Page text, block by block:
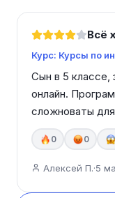
Всё
Курс: Курсы по
Сын в 5 классе,
онлайн.
сложноваты
0 0
Алексей П.·5